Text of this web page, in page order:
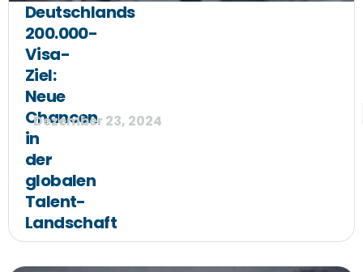
Deutschlands
200.000-
Visa-
Ziel:
Neue
Chancen
in
der
globalen
Talent-
Landschaft
Dezember 23, 2024